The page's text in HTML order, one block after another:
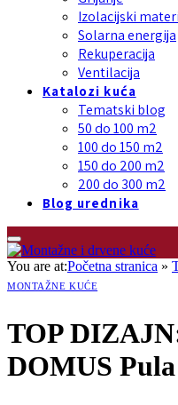
Izolacijski
Solarna energija
Rekuperacija
Ventilacija
Katalozi kuća
Tematski blog
50 do 100 m2
100 do 150 m2
150 do 200 m2
200 do 300 m2
Blog urednika
You are at:Početna stranica »
MONTAŽNE KUĆE
TOP
DOMUS Pula